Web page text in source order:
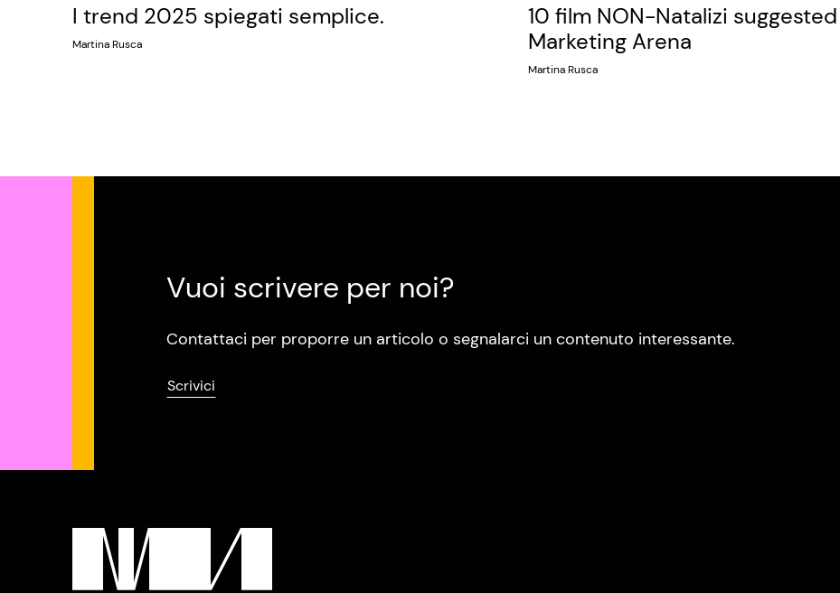
I trend 2025 spiegati semplice.
Martina Rusca
10 film NON-Natalizi
Marketing Arena
Martina Rusca
Vuoi scrivere per noi?
Contattaci per proporre un articolo o segnalarci un contenuto interessante.
Scrivici